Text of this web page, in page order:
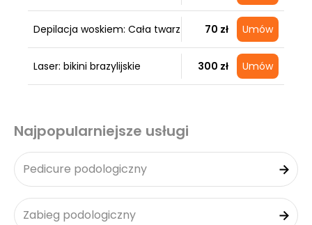
Depilacja woskiem: Cała twarz 70 zł Umów
Laser: bikini brazylijskie 300 zł Umów
Najpopularniejsze usługi
Pedicure podologiczny
Zabieg podologiczny